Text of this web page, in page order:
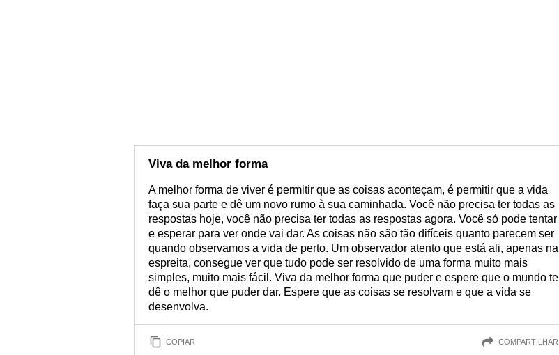
Viva da melhor forma
A melhor forma de viver é permitir que as coisas aconteçam, é permitir que a vida
faça sua parte e dê um novo rumo à sua caminhada. Você não precisa ter todas as
respostas hoje, você não precisa ter todas as respostas agora. Você só pode tentar
e esperar para ver onde vai dar. As coisas não são tão difíceis quanto parecem ser
quando observamos a vida de perto. Um observador atento que está ali, apenas na
espreita, consegue ver que tudo pode ser resolvido de uma forma muito mais
simples, muito mais fácil. Viva da melhor forma que puder e espere que o mundo te
dê o melhor que puder dar. Espere que as coisas se resolvam e que a vida se
desenvolva.
COPIAR COMPARTILHAR